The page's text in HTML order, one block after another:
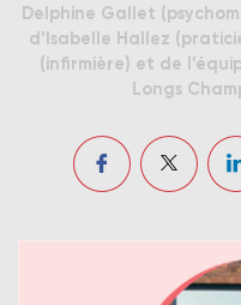
Delphine Gallet
d’Isabelle Hallez
(infirmière) et de
Longs